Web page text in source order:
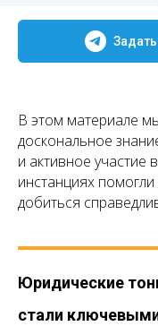
В этом материале
доскональное
и активное участие
инстанциях
добиться
Юридические
стали